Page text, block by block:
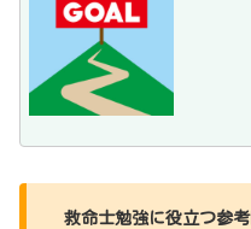
救命士勉強に役立つ参